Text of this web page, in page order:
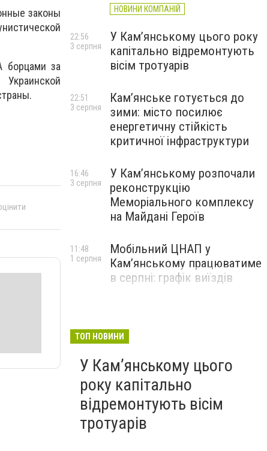
законы
борцами за
НОВИНИ КОМПАНІЙ
У Кам’янському цього року
капітально відремонтують
вісім тротуарів
22:56
3 серпня
Кам’янське готується до
зими: місто посилює
енергетичну стійкість
критичної інфраструктури
22:51
3 серпня
У Кам’янському розпочали
реконструкцію
Меморіального комплексу
на Майдані Героїв
16:46
3 серпня
Мобільний ЦНАП у
Кам’янському працюватиме
в серпні: графік виїздів
11:48
1 серпня
ТОП НОВИНИ
У Кам’янському цього
року капітально
відремонтують вісім
тротуарів